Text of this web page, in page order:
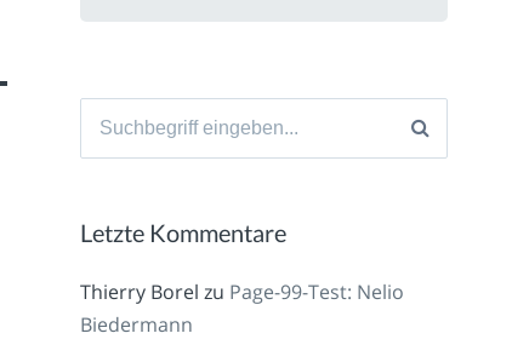
Suche
Letzte Kommentare
Thierry Borel zu Page-99-Test: Nelio
Biedermann